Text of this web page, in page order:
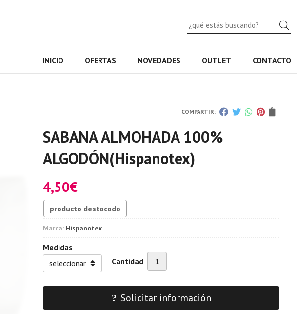
INICIO OFERTAS NOVEDADES OUTLET CONTACTO
COMPARTIR:
SABANA ALMOHADA 100%
ALGODÓN(Hispanotex)
4,50€
producto destacado
Marca: Hispanotex
Medidas
Cantidad
Solicitar información